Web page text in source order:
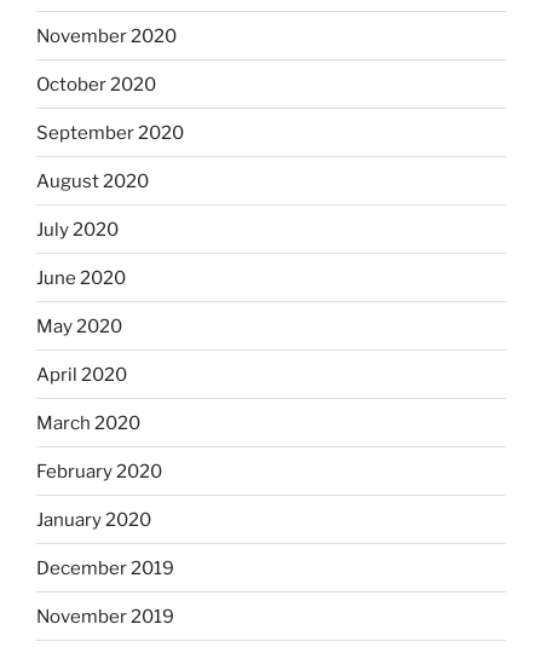
November 2020
October 2020
September 2020
August 2020
July 2020
June 2020
May 2020
April 2020
March 2020
February 2020
January 2020
December 2019
November 2019